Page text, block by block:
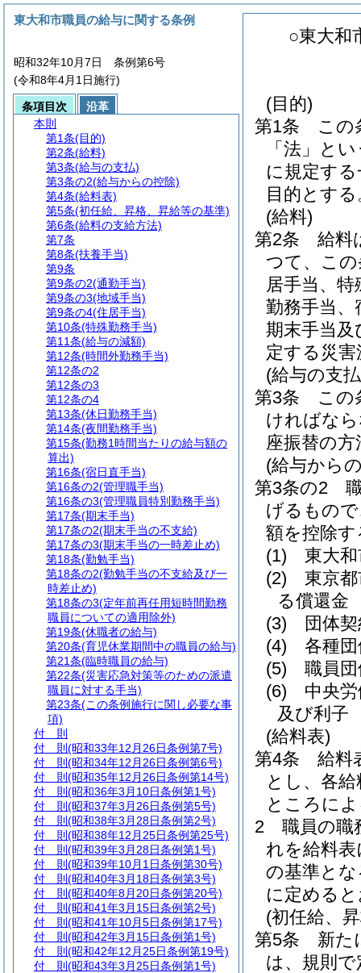
○東大和
(目的)
第1条
この
「法」と
に規定す
目的とする
(給料)
第2条
給料
つて、こ
居手当、
勤務手当、
期末手当及
定する災
(給与の支
第3条
この
ければな
座振替の
(給与から
第3条の2
げるもの
額を控除
(1)
東大
(2)
東京
る償還金
(3)
団体
(4)
各種
(5)
職員
(6)
中央
及び利子
(給料表)
第4条
給料
とし、各
ところに
2
職員の職
れを給料
の基準と
に定める
(初任給、
第5条
新た
は、規則
東大和市職員の給与に関する条例
昭和32年10月7日 条例第6号
(令和8年4月1日施行)
条項目次
沿革
本則
第1条(目的)
第2条(給料)
第3条(給与の支払)
第3条の2(給与からの控除)
第4条(給料表)
第5条(初任給、昇格、昇給等の基準)
第6条(給料の支給方法)
第7条
第8条(扶養手当)
第9条
第9条の2(通勤手当)
第9条の3(地域手当)
第9条の4(住居手当)
第10条(特殊勤務手当)
第11条(給与の減額)
第12条(時間外勤務手当)
第12条の2
第12条の3
第12条の4
第13条(休日勤務手当)
第14条(夜間勤務手当)
第15条(勤務1時間当たりの給与額の
算出)
第16条(宿日直手当)
第16条の2(管理職手当)
第16条の3(管理職員特別勤務手当)
第17条(期末手当)
第17条の2(期末手当の不支給)
第17条の3(期末手当の一時差止め)
第18条(勤勉手当)
第18条の2(勤勉手当の不支給及び一
時差止め)
第18条の3(定年前再任用短時間勤務
職員についての適用除外)
第19条(休職者の給与)
第20条(育児休業期間中の職員の給与)
第21条(臨時職員の給与)
第22条(災害応急対策等のための派遣
職員に対する手当)
第23条(この条例施行に関し必要な事
項)
付 則
付 則 (昭和33年12月26日条例第7号)
付 則 (昭和34年12月26日条例第6号)
付 則 (昭和35年12月26日条例第14号)
付 則 (昭和36年3月10日条例第1号)
付 則 (昭和37年3月26日条例第5号)
付 則 (昭和38年3月28日条例第2号)
付 則 (昭和38年12月25日条例第25号)
付 則 (昭和39年3月28日条例第1号)
付 則 (昭和39年10月1日条例第30号)
付 則 (昭和40年3月18日条例第3号)
付 則 (昭和40年8月20日条例第20号)
付 則 (昭和41年3月15日条例第2号)
付 則 (昭和41年10月5日条例第17号)
付 則 (昭和42年3月15日条例第1号)
付 則 (昭和42年12月25日条例第19号)
付 則 (昭和43年3月25日条例第1号)